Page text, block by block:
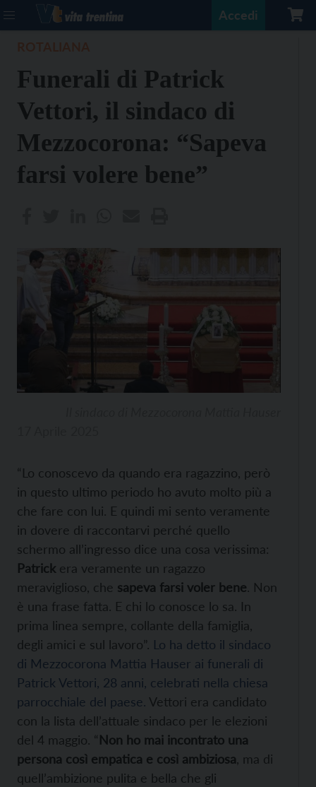
Accedi
Funerali di Patrick
Vettori, il sindaco di
Mezzocorona: “Sapeva
farsi volere bene”
“Lo conoscevo da quando era ragazzino, però
in questo ultimo periodo ho avuto molto più a
che fare con lui. E quindi mi sento veramente
in dovere di raccontarvi perché quello
schermo all’ingresso dice una cosa verissima:
Patrick era veramente un ragazzo
meraviglioso, che sapeva farsi voler bene. Non
è una frase fatta. E chi lo conosce lo sa. In
prima linea sempre, collante della famiglia,
degli amici e sul lavoro”. Lo ha detto il sindaco
di Mezzocorona Mattia Hauser ai funerali di
Patrick Vettori, 28 anni, celebrati nella chiesa
parrocchiale del paese. Vettori era candidato
con la lista dell’attuale sindaco per le elezioni
del 4 maggio. “Non ho mai incontrato una
persona così empatica e così ambiziosa , ma di
quell’ambizione pulita e bella che gli